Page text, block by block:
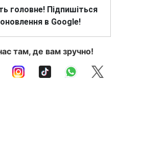
головне! Підпишіться
в Google!
там, де вам зручно!